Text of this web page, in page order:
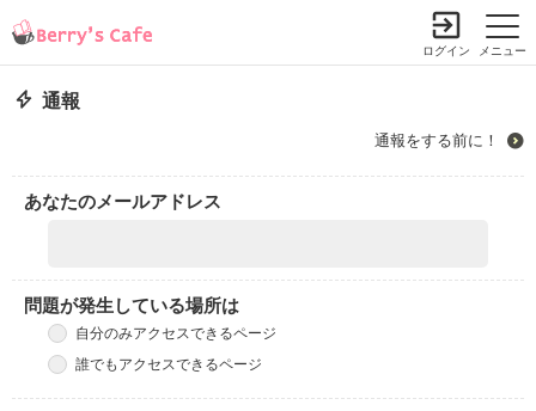
メニュー
ログイン
通報
通報をする前に！
あなたのメールアドレス
問題が発生している場所は
自分のみアクセスできるページ
誰でもアクセスできるページ